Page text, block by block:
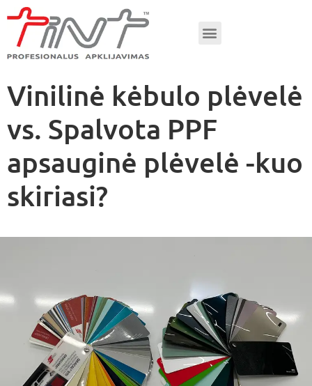
Vinilinė kėbulo plėvelė
vs. Spalvota PPF
apsauginė plėvelė -kuo
skiriasi?